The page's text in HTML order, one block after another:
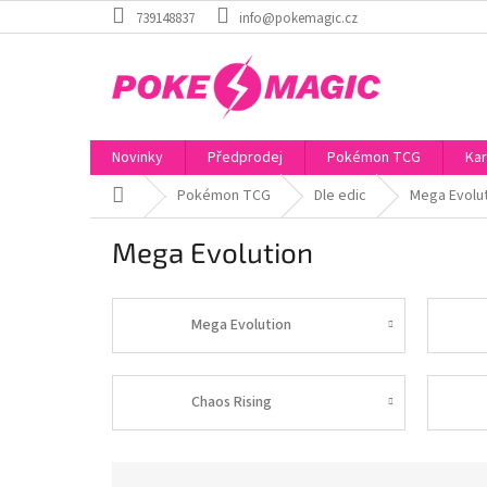
na
739148837 info@pokemagic.cz
Novinky Předprodej Pokémon TCG
Domů Pokémon TCG Dle edic Mega
Mega Evolution
Mega Evolution
Chaos Rising